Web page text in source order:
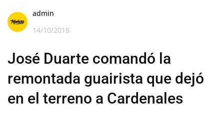
admin
14/10/2018
José Duarte comandó la
remontada guairista que dejó
en el terreno a Cardenales